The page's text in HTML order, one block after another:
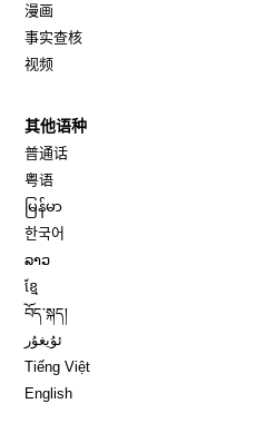
漫画
事实查核
视频
其他语种
普通话
粤语
မြန်မာ
한국어
ລາວ
ខ្មែ
བོད་སྐད།
ئۇيغۇر
Tiếng Việt
English